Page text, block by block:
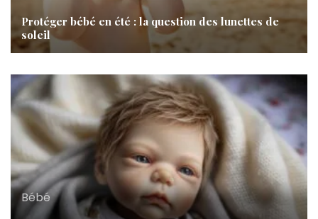
Protéger bébé en été : la question des lunettes de
soleil
Bébé